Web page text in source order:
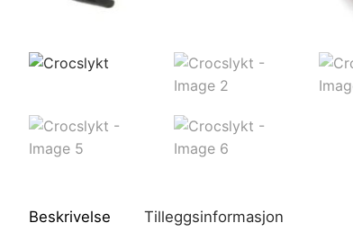
Beskrivelse Tilleggsinformasjon